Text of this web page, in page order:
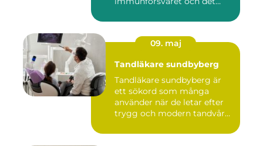
09. maj
Tandläkare sundbyberg
Tandläkare sundbyberg är
ett sökord som många
använder när de letar efter
trygg och modern tandvård